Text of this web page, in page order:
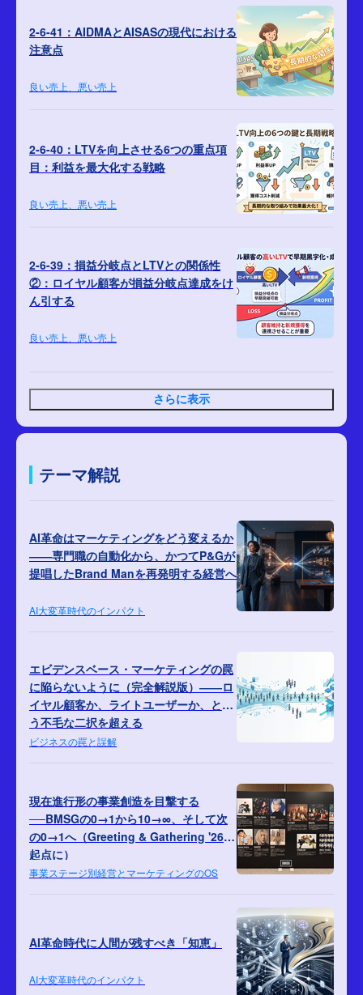
2-6-41：AIDMAとAISASの現代における
注意点
良い売上、悪い売上
2-6-40：LTVを向上させる6つの重点項
目：利益を最大化する戦略
良い売上、悪い売上
2-6-39：損益分岐点とLTVとの関係性
②：ロイヤル顧客が損益分岐点達成をけ
ん引する
良い売上、悪い売上
さらに表示
テーマ解説
AI革命はマーケティングをどう変えるか
――専門職の自動化から、かつてP&Gが
提唱したBrand Manを再発明する経営へ
AI大変革時代のインパクト
エビデンスベース・マーケティングの罠
に陥らないように（完全解説版）――ロ
イヤル顧客か、ライトユーザーか、とい
う不毛な二択を超える
ビジネスの罠と誤解
現在進行形の事業創造を目撃する
──BMSGの‪0→1‬から‪10→∞‬、そして次
の‪0→1‬へ（Greeting & Gathering '26を
起点に）‬‬
事業ステージ別経営とマーケティングのOS
AI革命時代に人間が残すべき「知恵」
AI大変革時代のインパクト